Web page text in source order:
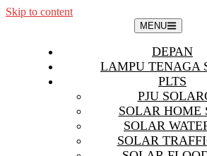
Skip to content
MENU
DEPAN
LAMPU TENAGA
PLTS
PJU
SOLAR HOME
SOLAR
SOLAR